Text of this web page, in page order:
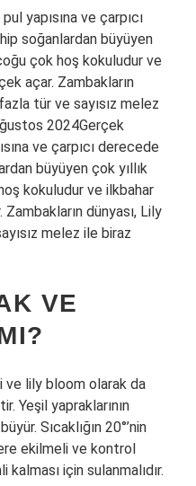
yapısına ve çarpıcı
soğanlardan büyüyen
çok hoş kokuludur ve
açar. Zambakların
tür ve sayısız melez
2024Gerçek
ve çarpıcı derecede
büyüyen çok yıllık
kokuludur ve ilkbahar
dünyası, Lily
melez ile biraz
VE
ve lily bloom olarak da
Yeşil yapraklarının
Sıcaklığın 20°’nin
ekilmeli ve kontrol
için sulanmalıdır.